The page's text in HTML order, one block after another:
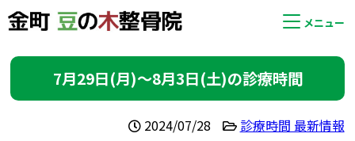
メニュー
7月29日(月)〜8月3日(土)の診療時間
2024/07/28 診療時間 最新情報